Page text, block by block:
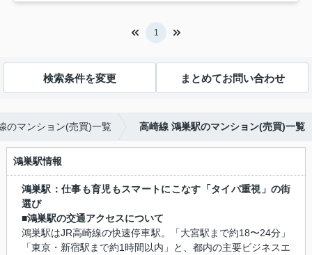
1
検索条件を変更 まとめてお問い合わせ
のマンション(売買)一覧 高崎線 鴻巣駅のマンション(売買)一覧
鴻巣駅情報
鴻巣駅：仕事も育児もスマートにこなす「タイパ重視」の街
選び
■鴻巣駅の交通アクセスについて
鴻巣駅はJR高崎線の快速停車駅。「大宮駅まで約18〜24分」
「東京・新宿駅まで約1時間以内」と、都内の主要ビジネスエ